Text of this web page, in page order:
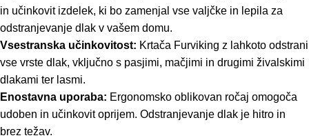
in učinkovit izdelek, ki bo zamenjal vse valjčke in lepila za
odstranjevanje dlak v vašem domu.
Vsestranska učinkovitost: Krtača Furviking z lahkoto odstrani
vse vrste dlak, vključno s pasjimi, mačjimi in drugimi živalskimi
dlakami ter lasmi.
Enostavna uporaba: Ergonomsko oblikovan ročaj omogoča
udoben in učinkovit oprijem. Odstranjevanje dlak je hitro in
brez težav.